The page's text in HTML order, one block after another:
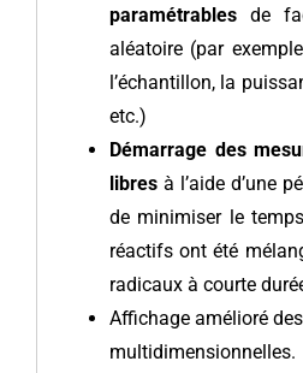
paramétrablesde
aléatoire (par
l’échantillon, la
etc.)
Démarrage des
libresà l’aide d’une
de minimiser le
réactifs ont été
radicaux à courte
Affichage amélioré
multidimensionnelles.